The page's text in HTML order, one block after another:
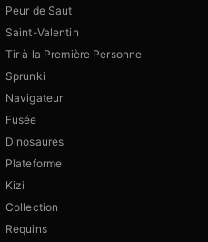
Peur de Saut
Saint-Valentin
Tir à la Première Personne
Sprunki
Navigateur
Fusée
Dinosaures
Plateforme
Kizi
Collection
Requins